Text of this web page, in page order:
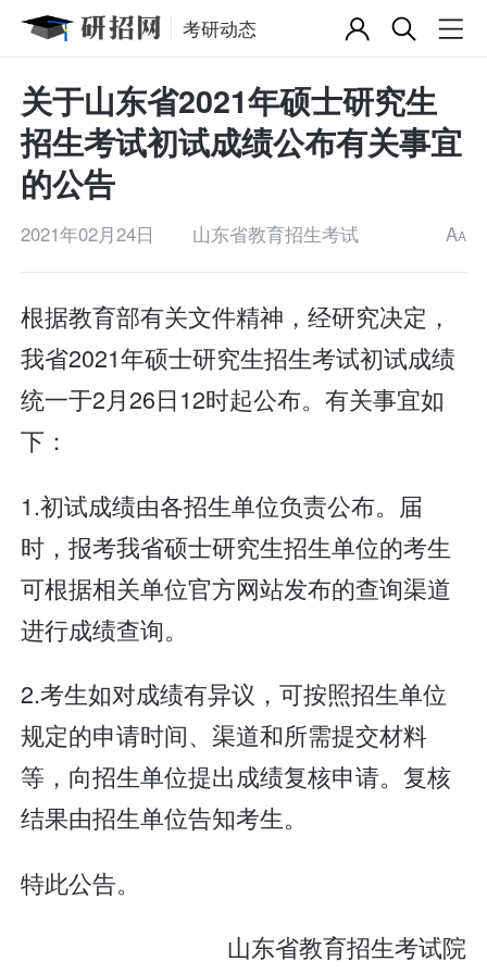
考研动态
关于山东省2021年硕士研究生
招生考试初试成绩公布有关事宜
的公告
2021年02月24日 山东省教育招生考试 AA
根据教育部有关文件精神，经研究决定，
我省2021年硕士研究生招生考试初试成绩
统一于2月26日12时起公布。有关事宜如
下：
1.初试成绩由各招生单位负责公布。届
时，报考我省硕士研究生招生单位的考生
可根据相关单位官方网站发布的查询渠道
进行成绩查询。
2.考生如对成绩有异议，可按照招生单位
规定的申请时间、渠道和所需提交材料
等，向招生单位提出成绩复核申请。复核
结果由招生单位告知考生。
特此公告。
山东省教育招生考试院